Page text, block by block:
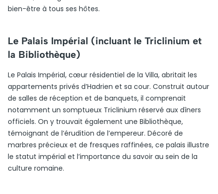
bien-être à tous ses hôtes.
Le Palais Impérial (incluant le Triclinium et
la Bibliothèque)
Le Palais Impérial, cœur résidentiel de la Villa, abritait les
appartements privés d’Hadrien et sa cour. Construit autour
de salles de réception et de banquets, il comprenait
notamment un somptueux Triclinium réservé aux dîners
officiels. On y trouvait également une Bibliothèque,
témoignant de l’érudition de l’empereur. Décoré de
marbres précieux et de fresques raffinées, ce palais illustre
le statut impérial et l’importance du savoir au sein de la
culture romaine.